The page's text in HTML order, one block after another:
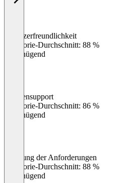
Benutzerfreundlichkeit
Kategorie-Durchschnitt: 88 %
Ungenügend
Kundensupport
Kategorie-Durchschnitt: 86 %
Ungenügend
Erfüllung der Anforderungen
Kategorie-Durchschnitt: 88 %
Ungenügend